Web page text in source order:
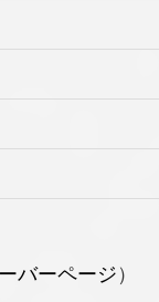
バーページ ）